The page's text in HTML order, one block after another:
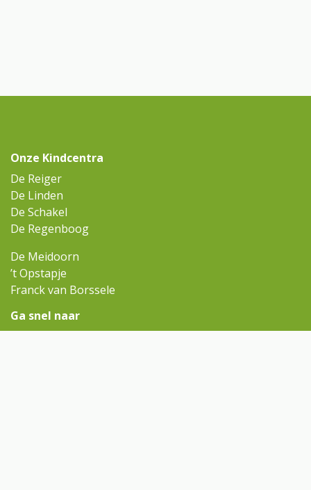
Onze Kindcentra
De Reiger
De Linden
De Schakel
De Regenboog
De Meidoorn
’t Opstapje
Franck van Borssele
Ga snel naar